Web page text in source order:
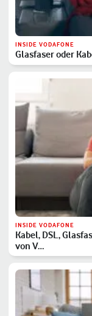
INSIDE VODAFONE
Glasfaser oder
INSIDE VODAFONE
Kabel, DSL,
von V…